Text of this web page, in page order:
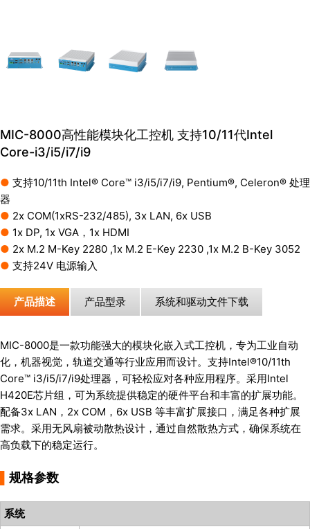
MIC-8000高性能模块化工控机 支持10/11代Intel
Core-i3/i5/i7/i9
● 支持10/11th Intel® Core™ i3/i5/i7/i9, Pentium®, Celeron® 处理
器
● 2x COM(1xRS-232/485), 3x LAN, 6x USB
● 1x DP, 1x VGA，1x HDMI
● 2x M.2 M-Key 2280 ,1x M.2 E-Key 2230 ,1x M.2 B-Key 3052
● 支持24V 电源输入
产品描述 产品型录 系统和驱动文件下载
MIC-8000是一款功能强大的模块化嵌入式工控机，专为工业自动
化，机器视觉，轨道交通等行业应用而设计。支持Intel®10/11th
Core™ i3/i5/i7/i9处理器，可轻松应对各种应用程序。采用Intel
H420E芯片组，可为系统提供稳定的硬件平台和丰富的扩展功能。
配备3x LAN，2x COM，6x USB 等丰富扩展接口，满足各种扩展
需求。采用无风扇被动散热设计，通过自然散热方式，确保系统在
高负载下的稳定运行。
规格参数
系统